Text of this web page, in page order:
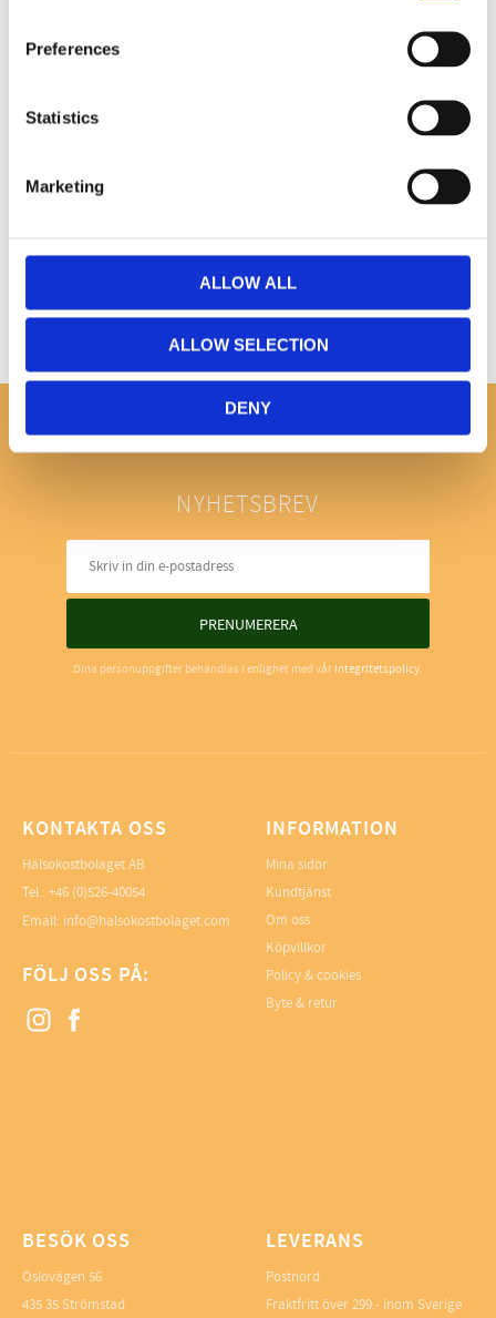
Preferences
Statistics
Marketing
ALLOW ALL
ALLOW SELECTION
DENY
NYHETSBREV
PRENUMERERA
Dina personuppgifter behandlas i enlighet med vår integritetspolicy.
KONTAKTA OSS
Hälsokostbolaget AB
Tel.: +46 (0)526-40054
Email: info@halsokostbolaget.com
FÖLJ OSS PÅ:
INFORMATION
Mina sidor
Kundtjänst
Om oss
Köpvillkor
Policy & cookies
Byte & retur
BESÖK OSS
Oslovägen 56
435 35 Strömstad
LEVERANS
Postnord
Fraktfritt över 299.- inom Sverige